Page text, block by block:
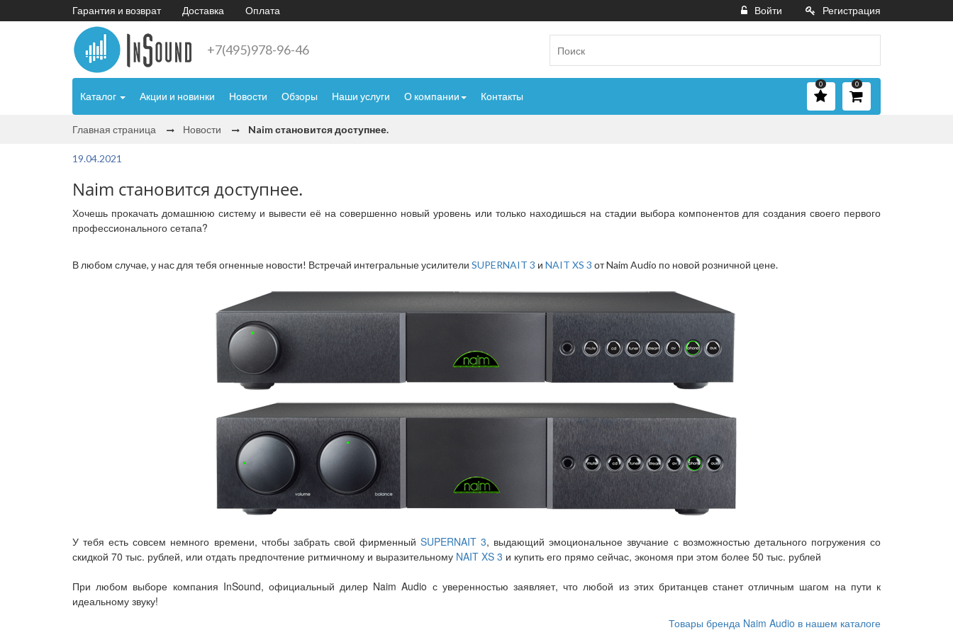
Гарантия и возврат Доставка Оплата Войти Регистрация
+7(495)978-96-46
Каталог Акции и новинки Новости Обзоры Наши услуги О компании Контакты
0
0
Главная страница Новости Naim становится доступнее.
19.04.2021
Naim становится доступнее.
Хочешь прокачать домашнюю систему и вывести её на совершенно новый уровень или только находишься на стадии выбора компонентов для создания своего первого
профессионального сетапа?
В любом случае, у нас для тебя огненные новости! Встречай интегральные усилители SUPERNAIT 3 и NAIT XS 3 от Naim Audio по новой розничной цене.
У тебя есть совсем немного времени, чтобы забрать свой фирменныйSUPERNAIT 3, выдающий эмоциональное звучание с возможностью детального погружения со
скидкой 70 тыс. рублей, или отдать предпочтение ритмичному и выразительному NAIT XS 3 и купить его прямо сейчас, экономя при этом более 50 тыс. рублей
При любом выборе компания InSound, официальный дилер Naim Audio с уверенностью заявляет, что любой из этих британцев станет отличным шагом на пути к
идеальному звуку!
Товары бренда Naim Audio в нашем каталоге